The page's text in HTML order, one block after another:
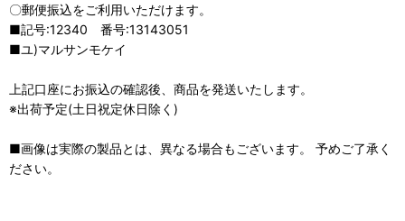
〇郵便振込をご利用いただけます。
■記号:12340 番号:13143051
■ユ)マルサンモケイ
上記口座にお振込の確認後、商品を発送いたします。
※出荷予定(土日祝定休日除く)
■画像は実際の製品とは、異なる場合もございます。 予めご了承く
ださい。